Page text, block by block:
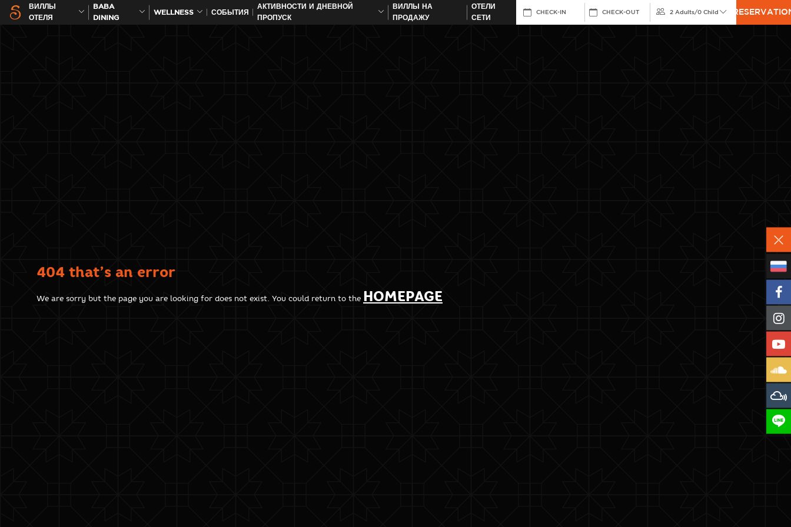
ВИЛЛЫ
ОТЕЛЯ
BABA
DINING
WELLNESS СОБЫТИЯ
АКТИВНОСТИ И ДНЕВНОЙ
ПРОПУСК
ВИЛЛЫ НА
ПРОДАЖУ
ОТЕЛИ
СЕТИ
CHECK-IN CHECK-OUT 2 Adults/0 Child
404 that’s an error
We are sorry but the page you are looking for does not exist. You could return to the HOMEPAGE